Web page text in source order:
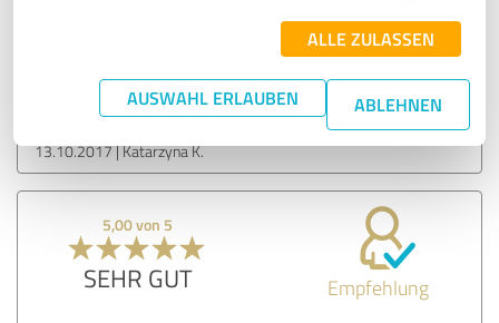
ALLE ZULASSEN
AUSWAHL ERLAUBEN ABLEHNEN
Berlin - Praxis Diana Boettcher
13.10.2017 Katarzyna K.
5,00 von 5
SEHR GUT Empfehlung